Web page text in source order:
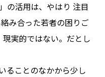
の活用は、やはり 注目
み合った若者の困りご
実的ではない。だとし
ることのなかから少し